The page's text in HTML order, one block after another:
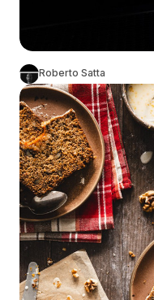
Roberto Satta